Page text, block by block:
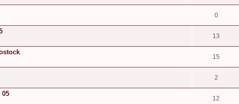
0
13
15
2
05
12